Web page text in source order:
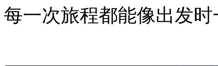
每一次旅程都能像出发